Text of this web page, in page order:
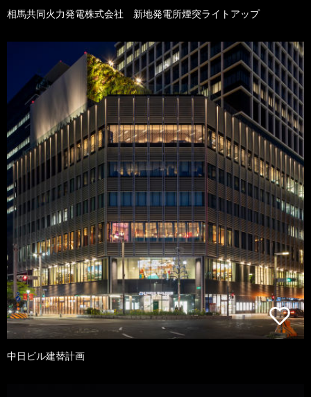
相馬共同火力発電株式会社 新地発電所煙突ライトアップ
中日ビル建替計画